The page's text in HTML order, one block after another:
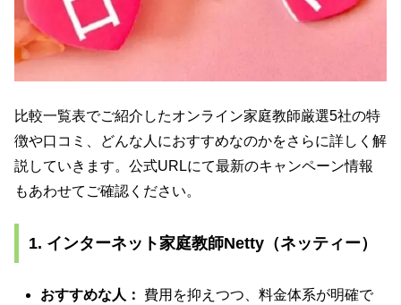
比較一覧表でご紹介したオンライン家庭教師厳選5社の特
徴や口コミ、どんな人におすすめなのかをさらに詳しく解
説していきます。公式URLにて最新のキャンペーン情報
もあわせてご確認ください。
1. インターネット家庭教師Netty（ネッティー）
おすすめな人：
費用を抑えつつ、料金体系が明確で